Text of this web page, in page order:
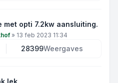
opti 7.2kw aansluiting.
» 13 feb 2023 11:34
28399Weergaves
lek